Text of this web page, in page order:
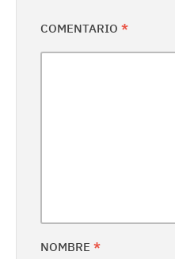
COMENTARIO *
NOMBRE *